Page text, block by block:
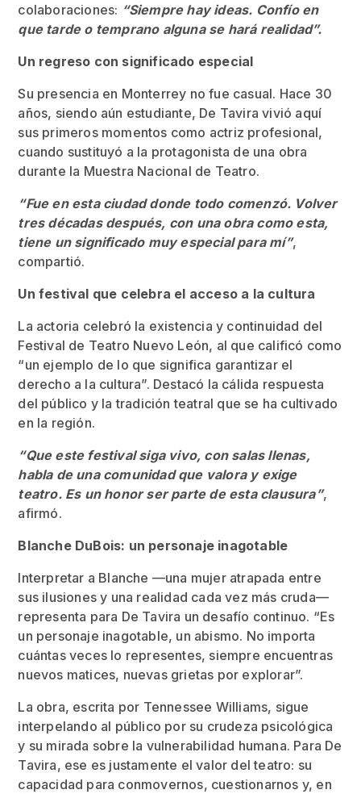
colaboraciones: “Siempre hay ideas. Confío en
que tarde o temprano alguna se hará realidad”.
Un regreso con significado especial
Su presencia en Monterrey no fue casual. Hace 30
años, siendo aún estudiante, De Tavira vivió aquí
sus primeros momentos como actriz profesional,
cuando sustituyó a la protagonista de una obra
durante la Muestra Nacional de Teatro.
“Fue en esta ciudad donde todo comenzó. Volver
tres décadas después, con una obra como esta,
tiene un significado muy especial para mí”,
compartió.
Un festival que celebra el acceso a la cultura
La actoria celebró la existencia y continuidad del
Festival de Teatro Nuevo León, al que calificó como
“un ejemplo de lo que significa garantizar el
derecho a la cultura”. Destacó la cálida respuesta
del público y la tradición teatral que se ha cultivado
en la región.
“Que este festival siga vivo, con salas llenas,
habla de una comunidad que valora y exige
teatro. Es un honor ser parte de esta clausura”,
afirmó.
Blanche DuBois: un personaje inagotable
Interpretar a Blanche —una mujer atrapada entre
sus ilusiones y una realidad cada vez más cruda—
representa para De Tavira un desafío continuo. “Es
un personaje inagotable, un abismo. No importa
cuántas veces lo representes, siempre encuentras
nuevos matices, nuevas grietas por explorar”.
La obra, escrita por Tennessee Williams, sigue
interpelando al público por su crudeza psicológica
y su mirada sobre la vulnerabilidad humana. Para De
Tavira, ese es justamente el valor del teatro: su
capacidad para conmovernos, cuestionarnos y, en